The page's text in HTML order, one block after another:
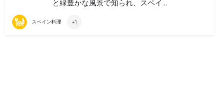
と緑豊かな風景で知られ、スペイ…
スペイン料理 +1